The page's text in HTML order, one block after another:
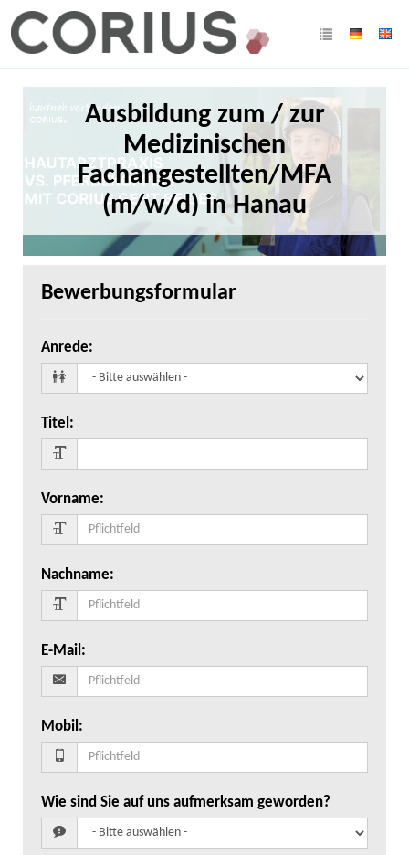
Ausbildung zum / zur
Medizinischen
Fachangestellten/MFA
(m/w/d) in Hanau
Bewerbungsformular
Anrede:
Titel :
Vorname:
Nachname:
E-Mail :
Mobil :
Wie sind Sie auf uns aufmerksam geworden?